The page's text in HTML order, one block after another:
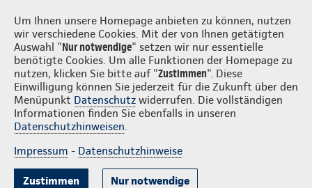
Um Ihnen unsere Homepage anbieten zu können, nutzen
wir verschiedene Cookies. Mit der von Ihnen getätigten
Auswahl "Nur notwendige" setzen wir nur essentielle
benötigte Cookies. Um alle Funktionen der Homepage zu
nutzen, klicken Sie bitte auf "Zustimmen". Diese
Einwilligung können Sie jederzeit für die Zukunft über den
Menüpunkt Datenschutz widerrufen. Die vollständigen
Informationen finden Sie ebenfalls in unseren
Datenschutzhinweisen.
Impressum - Datenschutzhinweise
Zustimmen Nur notwendige
Gerald Harmel e.K. Login
Gute Gründe Tarife & Leistungen Wissenswertes Beratung &